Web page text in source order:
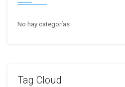
No hay categorías
Tag Cloud